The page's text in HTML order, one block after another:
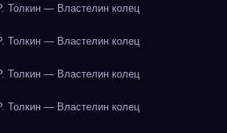
Толкин — Властелин колец
Толкин — Властелин колец
Толкин — Властелин колец
Толкин — Властелин колец